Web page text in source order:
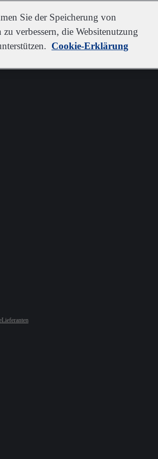
Lieferanten
Sie der Speicherung von
verbessern, die Websitenutzung
Cookie-Erklärung